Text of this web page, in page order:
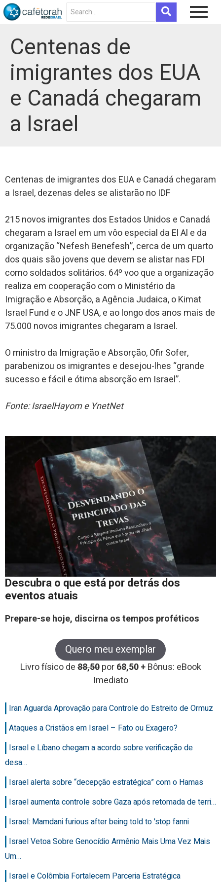
Centenas de
imigrantes dos EUA
e Canadá chegaram
a Israel
Centenas de imigrantes dos EUA e Canadá chegaram
a Israel, dezenas deles se alistarão no IDF
215 novos imigrantes dos Estados Unidos e Canadá
chegaram a Israel em um vôo especial da El Al e da
organização “Nefesh Benefesh”, cerca de um quarto
dos quais são jovens que devem se alistar nas FDI
como soldados solitários. 64º voo que a organização
realiza em cooperação com o Ministério da
Imigração e Absorção, a Agência Judaica, o Kimat
Israel Fund e o JNF USA, e ao longo dos anos mais de
75.000 novos imigrantes chegaram a Israel.
O ministro da Imigração e Absorção, Ofir Sofer,
parabenizou os imigrantes e desejou-lhes “grande
sucesso e fácil e ótima absorção em Israel”.
Fonte: IsraelHayom e YnetNet
Descubra o que está por detrás dos
eventos atuais
Prepare-se hoje, discirna os tempos proféticos
Quero meu exemplar
Livro físico de88,50 por68,50 +Bônus: eBook
Imediato
Iran Aguarda Aprovação para Controle do Estreito de Ormuz
Ataques a Cristãos em Israel – Fato ou Exagero?
Israel e Líbano chegam a acordo sobre verificação de
desa…
Israel alerta sobre “decepção estratégica” com o Hamas
Israel aumenta controle sobre Gaza após retomada de terri…
Israel: Mamdani furious after being told to 'stop fanni
Israel Vetoa Sobre Genocídio Armênio Mais Uma Vez Mais
Um…
Israel e Colômbia Fortalecem Parceria Estratégica